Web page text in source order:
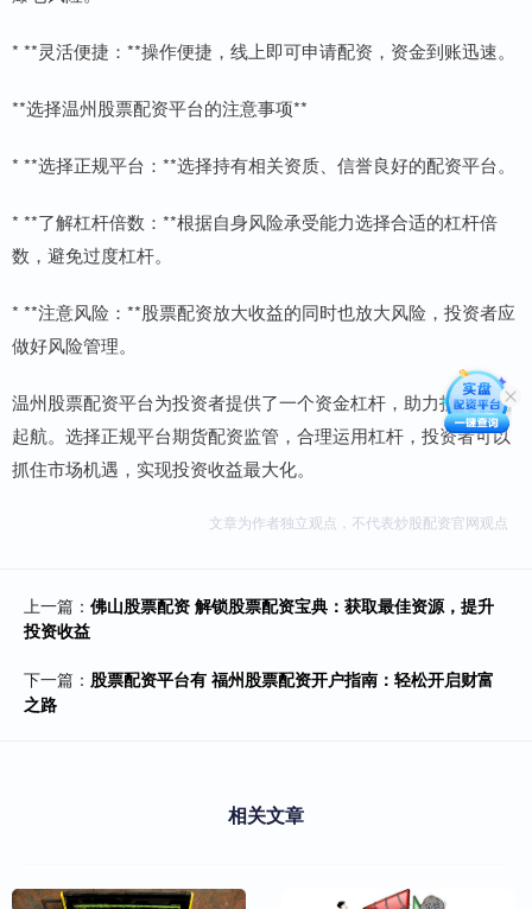
* **灵活便捷：**操作便捷，线上即可申请配资，资金到账迅速。
**选择温州股票配资平台的注意事项**
* **选择正规平台：**选择持有相关资质、信誉良好的配资平台。
* **了解杠杆倍数：**根据自身风险承受能力选择合适的杠杆倍
数，避免过度杠杆。
* **注意风险：**股票配资放大收益的同时也放大风险，投资者应
做好风险管理。
温州股票配资平台为投资者提供了一个资金杠杆，助力投资扬帆
起航。选择正规平台期货配资监管，合理运用杠杆，投资者可以
抓住市场机遇，实现投资收益最大化。
文章为作者独立观点，不代表炒股配资官网观点
上一篇： 佛山股票配资 解锁股票配资宝典：获取最佳资源，提升
投资收益
下一篇： 股票配资平台有 福州股票配资开户指南：轻松开启财富
之路
相关文章